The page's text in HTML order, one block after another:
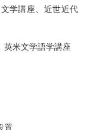
学講座、近世近代
米文学語学講座
置